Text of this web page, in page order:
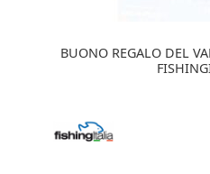
BUONO REGALO DEL